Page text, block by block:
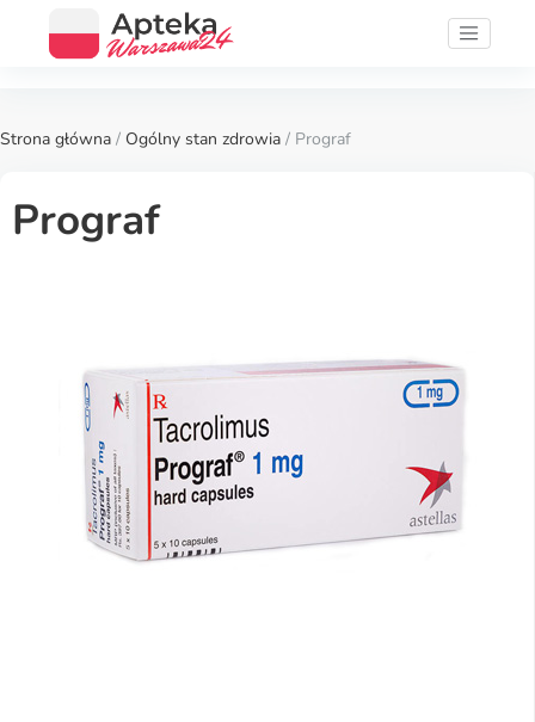
Strona główna / Ogólny stan zdrowia / Prograf
Prograf